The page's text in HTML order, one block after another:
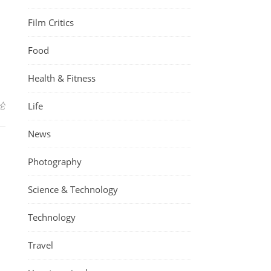
Film Critics
Food
Health & Fitness
Life
News
Photography
Science & Technology
Technology
Travel